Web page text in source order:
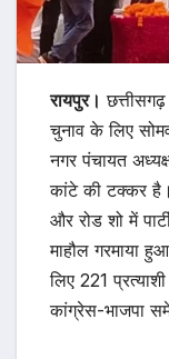
रायपुर।
चुनाव के लिए
नगर पंचायत
कांटे की टक्कर
और रोड शो में
माहौल गरमाया
लिए 221
कांग्रेस-भाजपा